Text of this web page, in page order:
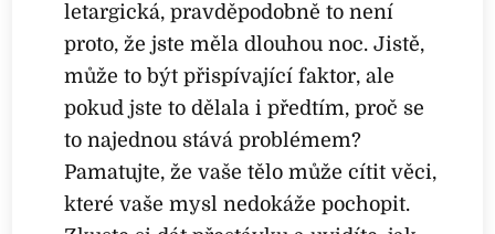
letargická, pravděpodobně to není
proto, že jste měla dlouhou noc. Jistě,
může to být přispívající faktor, ale
pokud jste to dělala i předtím, proč se
to najednou stává problémem?
Pamatujte, že vaše tělo může cítit věci,
které vaše mysl nedokáže pochopit.